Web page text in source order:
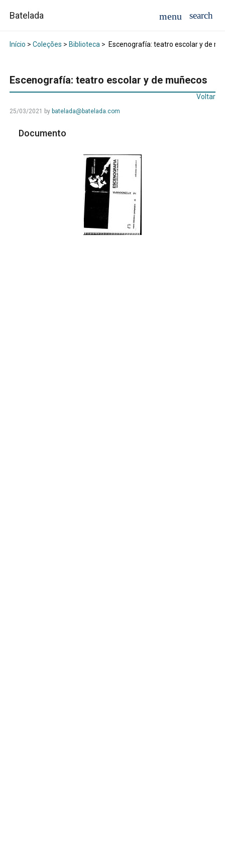
Batelada
Início > Coleções > Biblioteca> Escenografía: teatro escolar y de
Escenografía: teatro escolar y de muñecos
Voltar
25/03/2021 by batelada@batelada.com
Documento